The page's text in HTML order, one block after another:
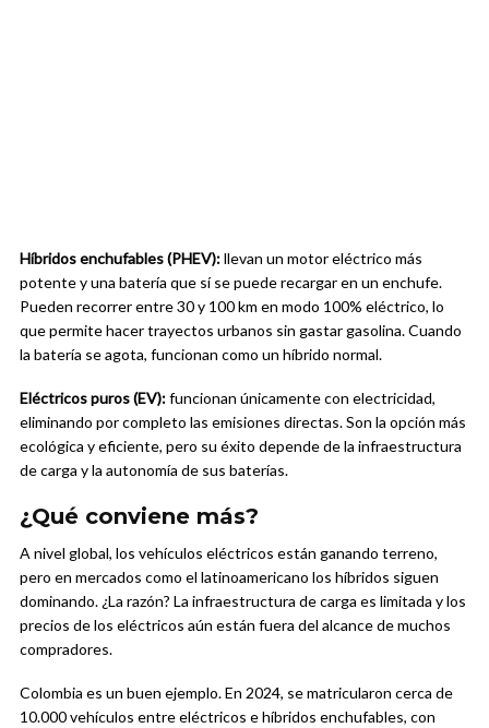
Híbridos enchufables (PHEV):llevan un motor eléctrico más
potente y una batería que sí se puede recargar en un enchufe.
Pueden recorrer entre 30 y 100 km en modo 100% eléctrico, lo
que permite hacer trayectos urbanos sin gastar gasolina. Cuando
la batería se agota, funcionan como un híbrido normal.
Eléctricos puros (EV):funcionan únicamente con electricidad,
eliminando por completo las emisiones directas. Son la opción más
ecológica y eficiente, pero su éxito depende de la infraestructura
de carga y la autonomía de sus baterías.
¿Qué conviene más?
A nivel global, los vehículos eléctricos están ganando terreno,
pero en mercados como el latinoamericano los híbridos siguen
dominando. ¿La razón? La infraestructura de carga es limitada y los
precios de los eléctricos aún están fuera del alcance de muchos
compradores.
Colombia es un buen ejemplo. En 2024, se matricularon cerca de
10.000 vehículos entre eléctricos e híbridos enchufables, con